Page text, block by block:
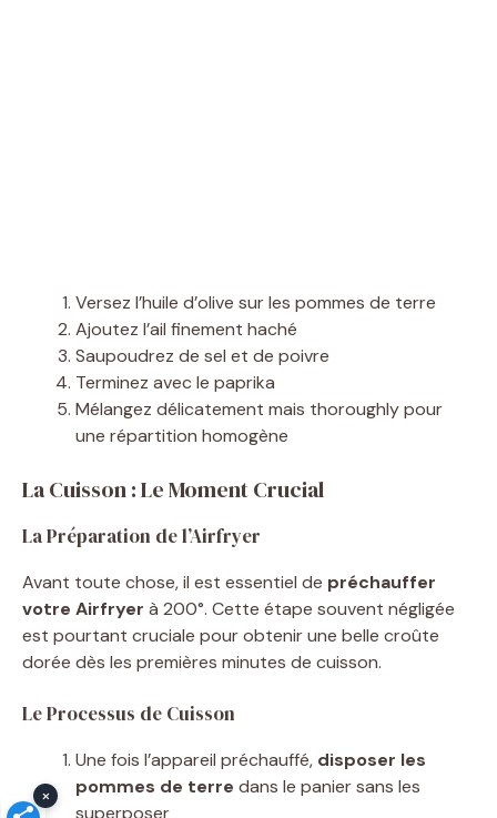
Versez l’huile d’olive sur les pommes de terre
Ajoutez l’ail finement haché
Saupoudrez de sel et de poivre
Terminez avec le paprika
Mélangez délicatement mais thoroughly pour
une répartition homogène
La Cuisson : Le Moment Crucial
La Préparation de l’Airfryer
Avant toute chose, il est essentiel de préchauffer
votre Airfryer à 200°. Cette étape souvent négligée
est pourtant cruciale pour obtenir une belle croûte
dorée dès les premières minutes de cuisson.
Le Processus de Cuisson
Une fois l’appareil préchauffé, disposer les
pommes de terre dans le panier sans les
×